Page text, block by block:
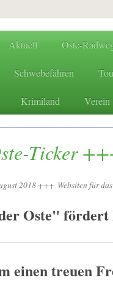
Aktuell Oste-
Schwebefähren
Krimiland Verein
Ticker
2018 +++ Websiten für
Oste" fördert
einen treuen